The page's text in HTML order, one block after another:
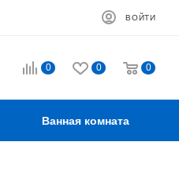
ВОЙТИ
0 0 0
Ванная комната